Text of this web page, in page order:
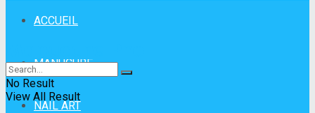
ACCUEIL
MANUCURE
NAIL ART
No Result
View All Result